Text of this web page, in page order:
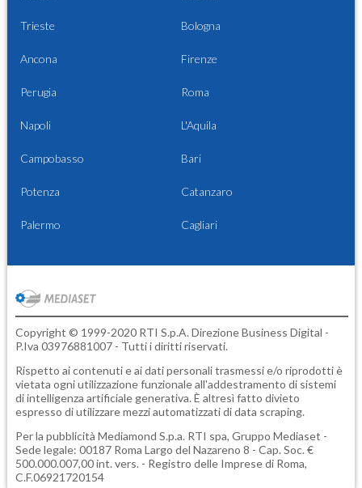
Trieste Bologna
Ancona Firenze
Perugia Roma
Napoli L'Aquila
Campobasso Bari
Potenza Catanzaro
Palermo Cagliari
Copyright © 1999-2020 RTI S.p.A. Direzione Business Digital -
P.Iva 03976881007 - Tutti i diritti riservati.
Rispetto ai contenuti e ai dati personali trasmessi e/o riprodotti è
vietata ogni utilizzazione funzionale all'addestramento di sistemi
di intelligenza artificiale generativa. È altresì fatto divieto
espresso di utilizzare mezzi automatizzati di data scraping.
Per la pubblicità Mediamond S.p.a. RTI spa, Gruppo Mediaset -
Sede legale: 00187 Roma Largo del Nazareno 8 - Cap. Soc. €
500.000.007,00 int. vers. - Registro delle Imprese di Roma,
C.F.06921720154